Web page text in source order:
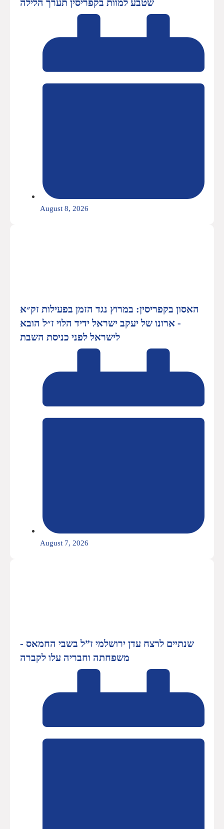
שטבע למוות בקפריסין תערך הלילה
August 8, 2026
האסון בקפריסין: במרוץ נגד הזמן בפעילות זק״א
- ארונו של יעקב ישראל ידיד הלוי ז״ל הובא
לישראל לפני כניסת השבת
August 7, 2026
שנתיים לרצח עדן ירושלמי ז”ל בשבי החמאס -
משפחתה וחבריה עלו לקברה